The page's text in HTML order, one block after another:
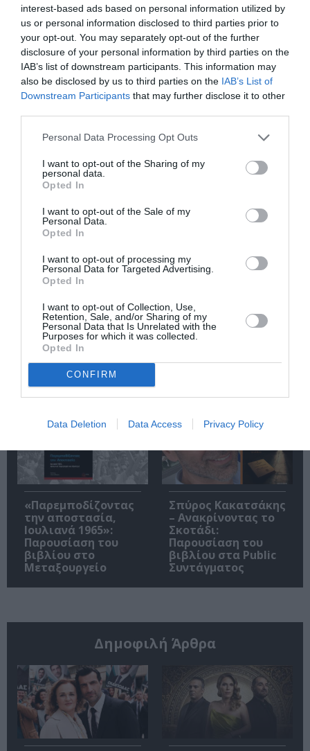
interest-based ads based on personal information utilized by
us or personal information disclosed to third parties prior to
your opt-out. You may separately opt-out of the further
disclosure of your personal information by third parties on the
IAB’s list of downstream participants. This information may
also be disclosed by us to third parties on the IAB’s List of
Downstream Participants that may further disclose it to other
Personal Data Processing Opt Outs
I want to opt-out of the Sharing of my
personal data.
Opted In
I want to opt-out of the Sale of my
Personal Data.
Opted In
I want to opt-out of processing my
Personal Data for Targeted Advertising.
Opted In
I want to opt-out of Collection, Use,
Retention, Sale, and/or Sharing of my
Personal Data that Is Unrelated with the
Purposes for which it was collected.
Opted In
CONFIRM
Data Deletion Data Access Privacy Policy
Newsletter
Κάθε βδομάδα στο e-mail σας τα τελευταία νέα για
την Τέχνη και τον Πολιτισμό!
Η μακρά λίστα με
τις υποψηφιότητες
για το Βραβείο
Booker 2026
2026 στο Ναύπλιο
«Παρεμποδίζοντας
την αποστασία,
Ιουλιανά 1965»:
Παρουσίαση του
βιβλίου στο
Μεταξουργείο
Σπύρος Κακατσάκης
– Ανακρίνοντας το
Σκοτάδι:
Παρουσίαση του
βιβλίου στα Public
Συντάγματος
Δημοφιλή Άρθρα